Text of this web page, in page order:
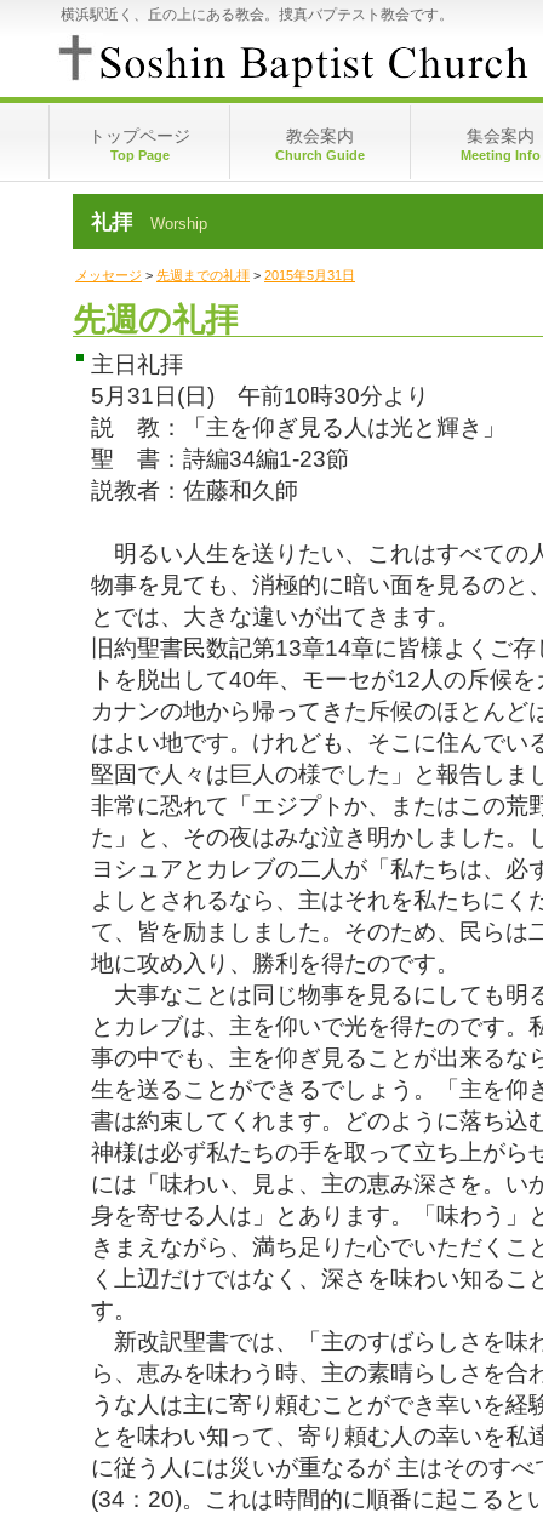
横浜駅近く、丘の上にある教会。捜真バプテスト教会です。
礼拝 Worship
メッセージ > 先週までの礼拝 > 2015年5月31日
先週の礼拝
主日礼拝
5月31日(日) 午前10時30分より
説 教：「主を仰ぎ見る人は光と輝き」
聖 書：詩編34編1-23節
説教者：佐藤和久師
明るい人生を送りたい、これはすべての
物事を見ても、消極的に暗い面を見るのと
とでは、大きな違いが出てきます。
旧約聖書民数記第13章14章に皆様よくご
トを脱出して40年、モーセが12人の斥候
カナンの地から帰ってきた斥候のほとんど
はよい地です。けれども、そこに住んでい
堅固で人々は巨人の様でした」と報告しま
非常に恐れて「エジプトか、またはこの荒
た」と、その夜はみな泣き明かしました。
ヨシュアとカレブの二人が「私たちは、必
よしとされるなら、主はそれを私たちにく
て、皆を励ましました。そのため、民らは
地に攻め入り、勝利を得たのです。
大事なことは同じ物事を見るにしても明
とカレブは、主を仰いで光を得たのです。
事の中でも、主を仰ぎ見ることが出来るな
生を送ることができるでしょう。「主を仰
書は約束してくれます。どのように落ち込
神様は必ず私たちの手を取って立ち上がら
には「味わい、見よ、主の恵み深さを。い
身を寄せる人は」とあります。「味わう」
きまえながら、満ち足りた心でいただくこ
く上辺だけではなく、深さを味わい知るこ
す。
新改訳聖書では、「主のすばらしさを味
ら、恵みを味わう時、主の素晴らしさを合
うな人は主に寄り頼むことができ幸いを経
とを味わい知って、寄り頼む人の幸いを私
に従う人には災いが重なるが 主はそのす
(34：20)。これは時間的に順番に起こると
トップページ
Top Page
教会案内
Church Guide
集会案内
Meeting Info
今週の礼拝
ウェブ絵本